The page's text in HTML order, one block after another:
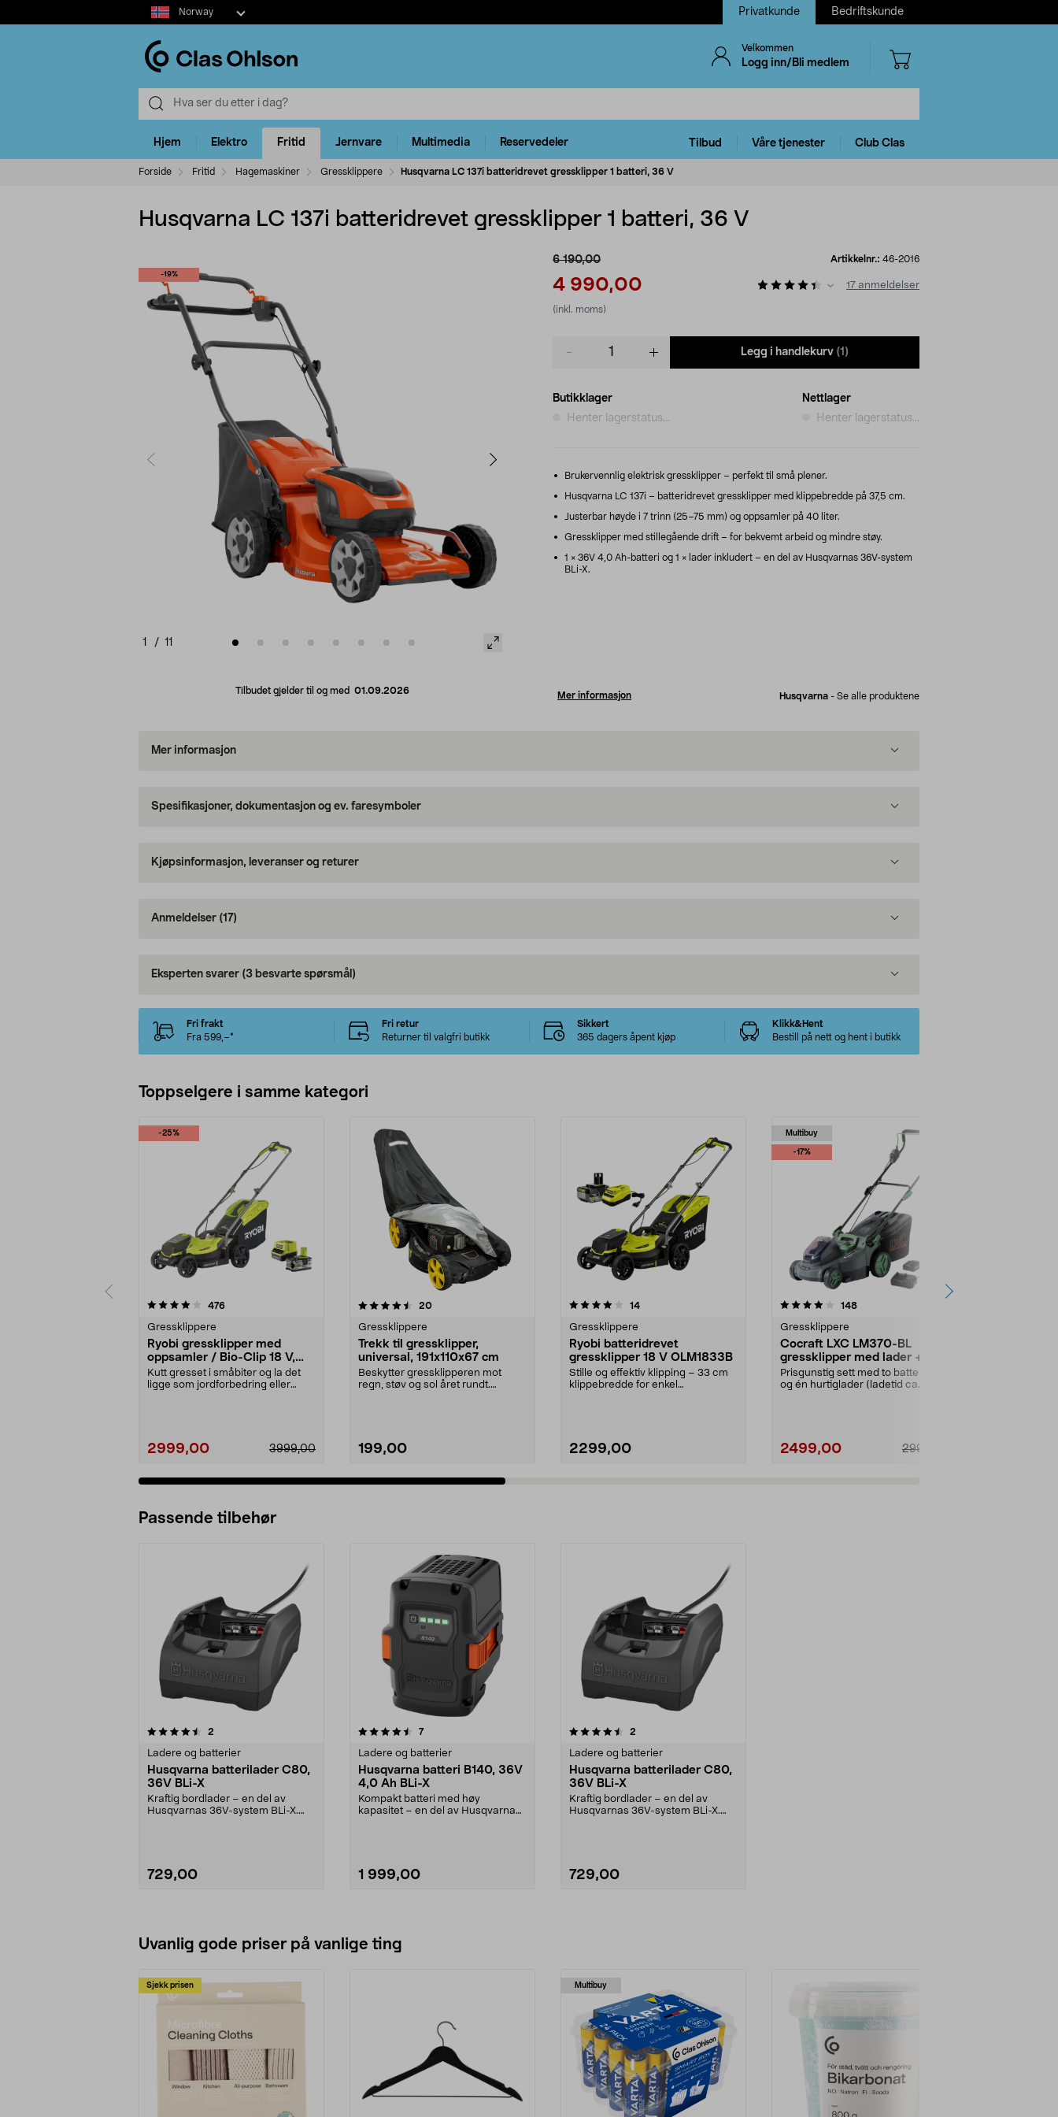
Select
market
Norway Privatkunde Bedriftskunde
Velkommen
Logg inn/Bli medlem
Hjem Elektro Fritid Jernvare Multimedia Reservedeler Tilbud Våre tjenester Club Clas
Forside Fritid Hagemaskiner Gressklippere Husqvarna LC 137i batteridrevet gressklipper 1 batteri, 36 V
Husqvarna LC 137i batteridrevet gressklipper 1 batteri, 36 V
-19%
1 / 11
Tilbudet gjelder til og med 01.09.2026
6 190,00
4 990,00
(inkl. moms)
Artikkelnr.: 46-2016
17 anmeldelser
Legg i handlekurv (1)
Butikklager
Henter lagerstatus...
Nettlager
Henter lagerstatus...
Brukervennlig elektrisk gressklipper – perfekt til små plener.
Husqvarna LC 137i – batteridrevet gressklipper med klippebredde på 37,5 cm.
Justerbar høyde i 7 trinn (25–75 mm) og oppsamler på 40 liter.
Gressklipper med stillegående drift – for bekvemt arbeid og mindre støy.
1 × 36V 4,0 Ah-batteri og 1 × lader inkludert – en del av Husqvarnas 36V-system
BLi-X.
Mer informasjon Husqvarna - Se alle produktene
Mer informasjon
Spesifikasjoner, dokumentasjon og ev. faresymboler
Kjøpsinformasjon, leveranser og returer
Anmeldelser (17)
Eksperten svarer (3 besvarte spørsmål)
Fri frakt
Fra 599,–*
Fri retur
Returner til valgfri butikk
Sikkert
365 dagers åpent kjøp
Klikk&Hent
Bestill på nett og hent i butikk
Toppselgere i samme kategori
-25%
476anmeldelser
Gressklippere
Ryobi gressklipper med
oppsamler / Bio-Clip 18 V,
RLM18X33B50
Kutt gresset i småbiter og la det
ligge som jordforbedring eller
2999,00 3999,00
4.5 av 5 stjerner 20anmeldelser
Gressklippere
Trekk til gressklipper,
universal, 191x110x67 cm
Beskytter gressklipperen mot
regn, støv og sol året rundt.
199,00
4.0 av 5 stjerner 14anmeldelser
Gressklippere
Ryobi batteridrevet
gressklipper 18 V OLM1833B
Stille og effektiv klipping – 33 cm
klippebredde for enkel
2299,00
Multibuy
-17%
4.0 av 5 stjerner 148anmeldelser
Gressklippere
Cocraft LXC LM370-BL
gressklipper med lader + 2
batterier
Prisgunstig sett med to batterier
og én hurtiglader (ladetid ca. 75
2499,00 2999,00
4.0 av 5 stjerner
Passende tilbehør
2
Ladere og batterier
Husqvarna batterilader C80,
36V BLi-X
Kraftig bordlader – en del av
Husqvarnas 36V-system BLi-X.
729,00
4.5av 5 stjerner 7anmeldelser
Ladere og batterier
Husqvarna batteri B140, 36V
4,0 Ah BLi-X
Kompakt batteri med høy
kapasitet – en del av Husqvarnas
1 999,00
4.5av 5 stjerner 2
Ladere og batterier
Husqvarna batterilader C80,
36V BLi-X
Kraftig bordlader – en del av
Husqvarnas 36V-system BLi-X.
729,00
Uvanlig gode priser på vanlige ting
Sjekk prisen Multibuy